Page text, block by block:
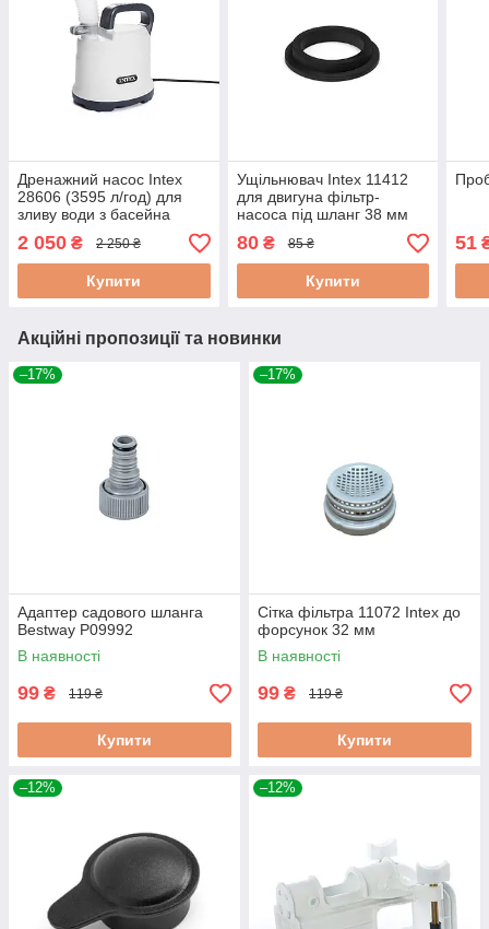
Дренажний насос Intex
28606 (3595 л/год) для
зливу води з басейна
2 050 ₴ 2 250 ₴
Купити
Ущільнювач Intex 11412
для двигуна фільтр-
насоса під шланг 38 мм
80₴ 85 ₴
Купити
51
Акційні пропозиції та новинки
–17%
Адаптер садового шланга
Bestway P09992
В наявності
99 ₴ 119 ₴
Купити
–17%
Сітка фільтра 11072 Intex до
форсунок 32 мм
В наявності
99 ₴ 119 ₴
Купити
–12% –12%